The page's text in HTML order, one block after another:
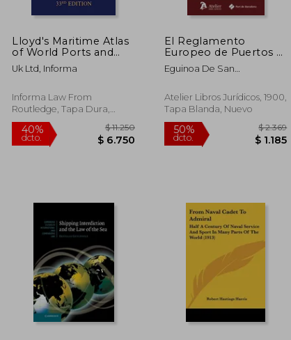
Lloyd's Maritime Atlas
of World Ports and
Shipping Places 2024-
2025 (en Inglés)
Uk Ltd, Informa
Informa Law From
Routledge, Tapa Dura,
Nuevo
40%
dcto.
El Reglamento
Europeo de Puertos y
su Impacto en el
Sector
Eguinoa De San
Rom&Aacute;N/
Bozal, Pilar
Atelier Libros Jurídicos, 1900,
Tapa Blanda, Nuevo
50%
dcto.